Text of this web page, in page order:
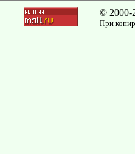
© 2000-
При